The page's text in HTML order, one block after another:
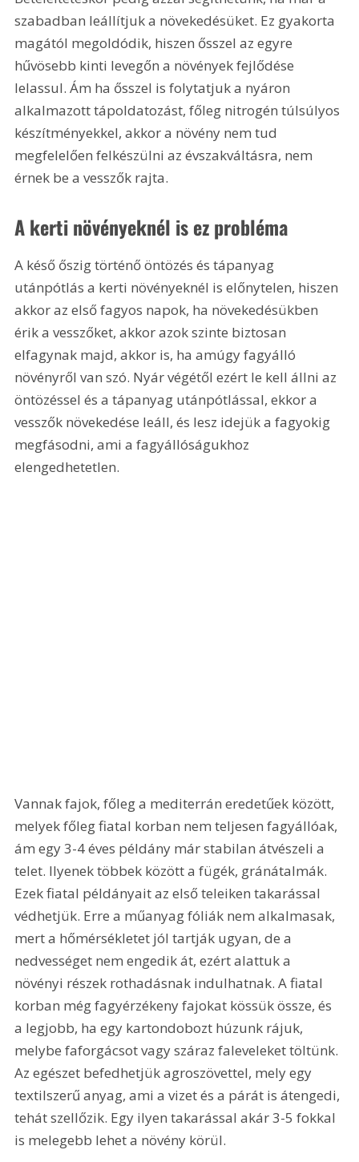
szabadban leállítjuk a növekedésüket. Ez gyakorta
magától megoldódik, hiszen ősszel az egyre
hűvösebb kinti levegőn a növények fejlődése
lelassul. Ám ha ősszel is folytatjuk a nyáron
alkalmazott tápoldatozást, főleg nitrogén túlsúlyos
készítményekkel, akkor a növény nem tud
megfelelően felkészülni az évszakváltásra, nem
érnek be a vesszők rajta.
A kerti növényeknél is ez probléma
A késő őszig történő öntözés és tápanyag
utánpótlás a kerti növényeknél is előnytelen, hiszen
akkor az első fagyos napok, ha növekedésükben
érik a vesszőket, akkor azok szinte biztosan
elfagynak majd, akkor is, ha amúgy fagyálló
növényről van szó. Nyár végétől ezért le kell állni az
öntözéssel és a tápanyag utánpótlással, ekkor a
vesszők növekedése leáll, és lesz idejük a fagyokig
megfásodni, ami a fagyállóságukhoz
elengedhetetlen.
Vannak fajok, főleg a mediterrán eredetűek között,
melyek főleg fiatal korban nem teljesen fagyállóak,
ám egy 3-4 éves példány már stabilan átvészeli a
telet. Ilyenek többek között a fügék, gránátalmák.
Ezek fiatal példányait az első teleiken takarással
védhetjük. Erre a műanyag fóliák nem alkalmasak,
mert a hőmérsékletet jól tartják ugyan, de a
nedvességet nem engedik át, ezért alattuk a
növényi részek rothadásnak indulhatnak. A fiatal
korban még fagyérzékeny fajokat kössük össze, és
a legjobb, ha egy kartondobozt húzunk rájuk,
melybe faforgácsot vagy száraz faleveleket töltünk.
Az egészet befedhetjük agroszövettel, mely egy
textilszerű anyag, ami a vizet és a párát is átengedi,
tehát szellőzik. Egy ilyen takarással akár 3-5 fokkal
is melegebb lehet a növény körül.